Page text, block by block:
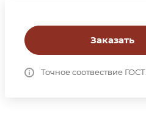
Заказать
Точное соотвествие ГОСТ.